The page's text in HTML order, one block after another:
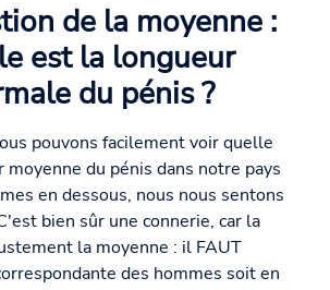
de la moyenne :
est la longueur
du pénis ?
pouvons facilement voir quelle
du pénis dans notre pays
en dessous, nous nous sentons
bien sûr une connerie, car la
la moyenne : il FAUT
des hommes soit en